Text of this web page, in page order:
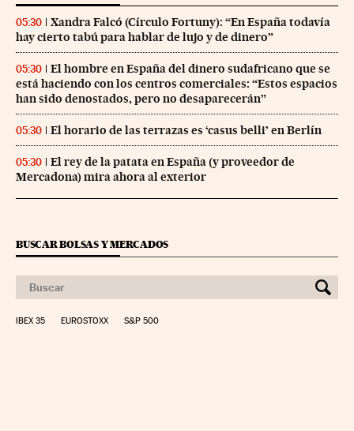
05:30
Xandra Falcó (Círculo Fortuny): “En España todavía
hay cierto tabú para hablar de lujo y de dinero”
05:30
El hombre en España del dinero sudafricano que se
está haciendo con los centros comerciales: “Estos espacios
han sido denostados, pero no desaparecerán”
05:30 El horario de las terrazas es ‘casus belli’ en Berlín
05:30
El rey de la patata en España (y proveedor de
Mercadona) mira ahora al exterior
BUSCAR BOLSAS Y MERCADOS
IBEX 35 EUROSTOXX S&P 500